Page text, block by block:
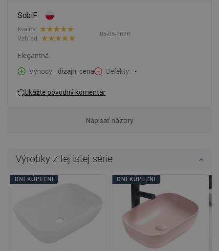
SobiF
06-05-2020
Kvalita:
Vzhľad:
Elegantná
Výhody
dizajn, cena Defekty -
Ukážte pôvodný komentár
Napísať názory
Výrobky z tej istej série
DNI KÚPEĽNÍ DNI KÚPEĽNÍ